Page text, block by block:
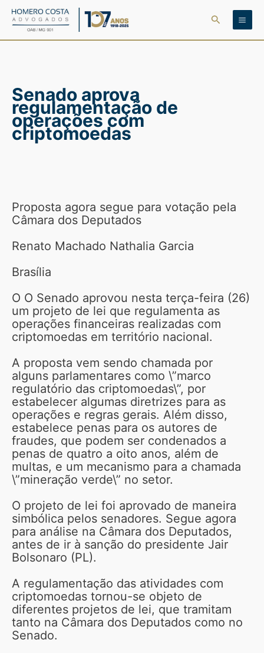
para
Pesquisar
Senado aprova
regulamentação de
operações com
criptomoedas
Proposta agora segue para votação pela
Câmara dos Deputados
Renato Machado Nathalia Garcia
Brasília
O O Senado aprovou nesta terça-feira (26)
um projeto de lei que regulamenta as
operações financeiras realizadas com
criptomoedas em território nacional.
A proposta vem sendo chamada por
alguns parlamentares como \”marco
regulatório das criptomoedas\”, por
estabelecer algumas diretrizes para as
operações e regras gerais. Além disso,
estabelece penas para os autores de
fraudes, que podem ser condenados a
penas de quatro a oito anos, além de
multas, e um mecanismo para a chamada
\”mineração verde\” no setor.
O projeto de lei foi aprovado de maneira
simbólica pelos senadores. Segue agora
para análise na Câmara dos Deputados,
antes de ir à sanção do presidente Jair
Bolsonaro (PL).
A regulamentação das atividades com
criptomoedas tornou-se objeto de
diferentes projetos de lei, que tramitam
tanto na Câmara dos Deputados como no
Senado.